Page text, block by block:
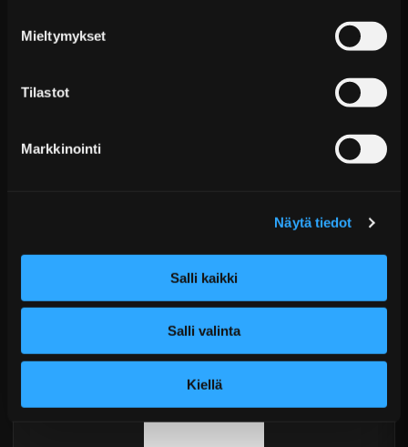
Mieltymykset
Tilastot
Markkinointi
Näytä tiedot
Salli kaikki
Salli valinta
Kiellä
SAE J2044 Ø7.89 to Ø7.89 / Ø7.89 3-way fitting